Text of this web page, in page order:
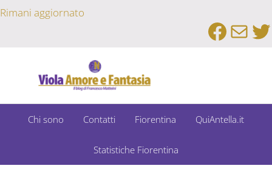
Passa al contenuto principale
Skip to after header navigation
Skip to site footer
Rimani aggiornato
Viola Amore e Fantasia
Chi sono Contatti Fiorentina QuiAntella.it
Statistiche Fiorentina